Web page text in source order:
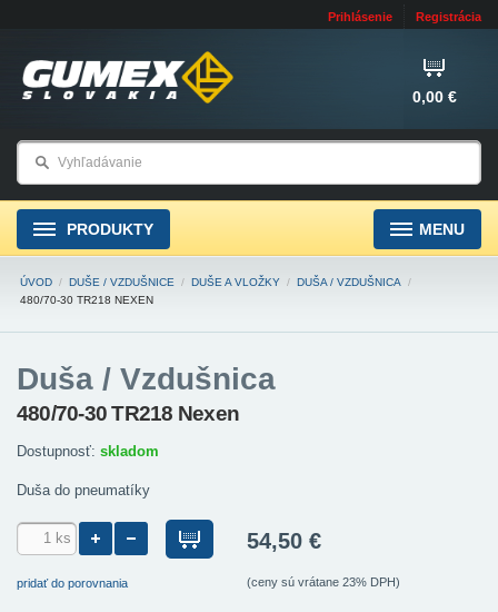
Prihlásenie Registrácia
0,00 €
PRODUKTY MENU
ÚVOD / DUŠE / VZDUŠNICE / DUŠE A VLOŽKY / DUŠA / VZDUŠNICA
/
480/70-30 TR218 NEXEN
Duša / Vzdušnica
480/70-30 TR218 Nexen
Dostupnosť: skladom
Duša do pneumatíky
pridať do porovnania
54,50 €
(ceny sú vrátane 23% DPH)